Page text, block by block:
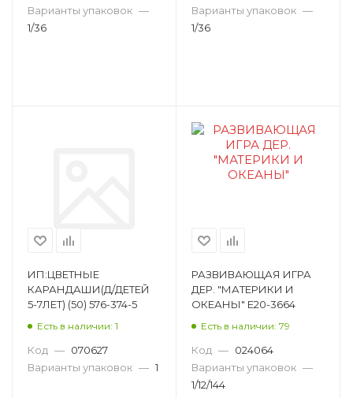
Варианты упаковок —
1/36
Варианты упаковок —
1/36
ИП:ЦВЕТНЫЕ
КАРАНДАШИ(Д/ДЕТЕЙ
5-7ЛЕТ) (50) 576-374-5
Есть в наличии: 1
Код — 070627
Варианты упаковок — 1
РАЗВИВАЮЩАЯ ИГРА
ДЕР. "МАТЕРИКИ И
ОКЕАНЫ" E20-3664
Есть в наличии: 79
Код — 024064
Варианты упаковок —
1/12/144